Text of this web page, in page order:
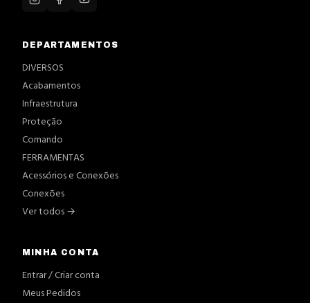
DEPARTAMENTOS
DIVERSOS
Acabamentos
Infraestrutura
Proteção
Comando
FERRAMENTAS
Acessórios e Conexões
Conexões
Ver todos →
MINHA CONTA
Entrar / Criar conta
Meus Pedidos